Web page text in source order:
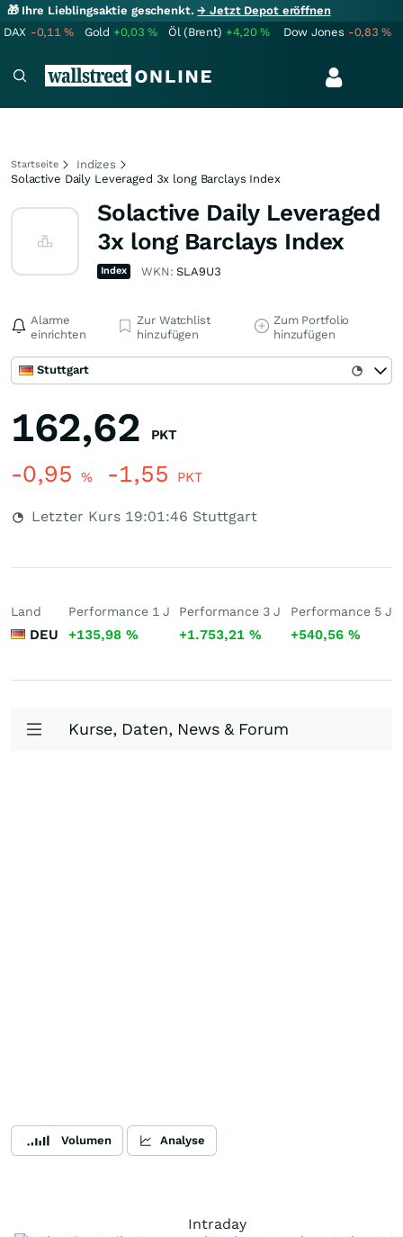
🎁 Ihre Lieblingsaktie geschenkt.→ Jetzt Depot eröffnen
DAX -0,11% Gold +0,03% Öl (Brent) +4,20% Dow Jones -0,83%
Startseite
Indizes
Solactive Daily Leveraged 3x long Barclays Index
Solactive Daily Leveraged
3x long Barclays Index
Index WKN:SLA9U3
Alarme
einrichten
Zur Watchlist
hinzufügen
Zum Portfolio
hinzufügen
Stuttgart
162,62 PKT
-0,95 % -1,55 PKT
Letzter Kurs 19:01:46 Stuttgart
Land
DEU
Performance 1 J
+135,98 %
Performance 3 J
+1.753,21%
Performance 5 J
+540,56 %
Kurse, Daten, News & Forum
Volumen Analyse
Intraday